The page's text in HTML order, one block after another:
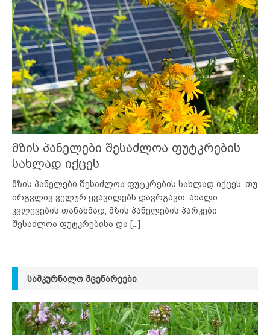
მზის პანელები შესაძლოა ფუტკრების
სახლად იქცეს
მზის პანელები შესაძლოა ფუტკრების სახლად იქცეს, თუ
ირგვლივ ველურ ყვავილებს დავრგავთ. ახალი
კვლევების თანახმად, მზის პანელების პარკები
შესაძლოა ფუტკრებისა და [...]
ᲡᲐᲛᲙᲣᲠᲜᲐᲚᲝ ᲛᲪᲔᲜᲐᲠᲔᲔᲑᲘ